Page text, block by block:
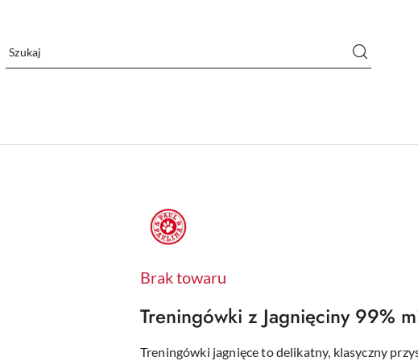
PAUL
AND
PAULINA,
CZERWONE
W
ŚRODKU
Brak towaru
Treningówki z Jagnięciny 99%
Treningówki jagnięce to delikatny, klasyczny